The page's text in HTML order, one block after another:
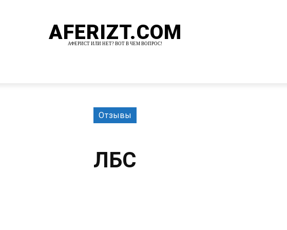
AFERIZT.COM
АФЕРИСТ ИЛИ НЕТ? ВОТ В ЧЕМ ВОПРОС!
Отзывы
ЛБС